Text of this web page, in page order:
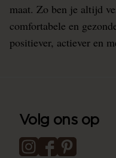
maat. Zo ben je altijd
comfortabele en
positiever, actiever en
Volg ons op